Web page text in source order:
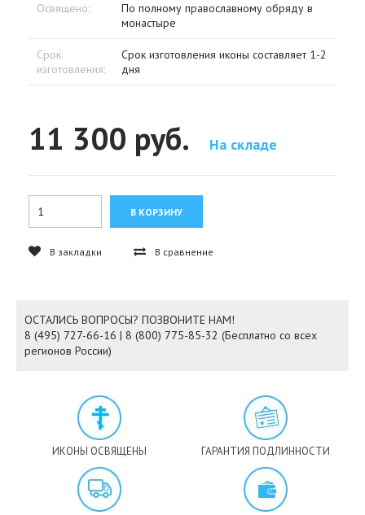
Освящено:
По полному православному обряду в
монастыре
Срок
изготовления:
Срок изготовления иконы составляет 1-2
дня
11 300 руб. На складе
В закладки В сравнение
ОСТАЛИСЬ ВОПРОСЫ? ПОЗВОНИТЕ НАМ!
8 (495) 727-66-16 | 8 (800) 775-85-32 (Бесплатно со всех
регионов России)
ИКОНЫ ОСВЯЩЕНЫ ГАРАНТИЯ ПОДЛИННОСТИ